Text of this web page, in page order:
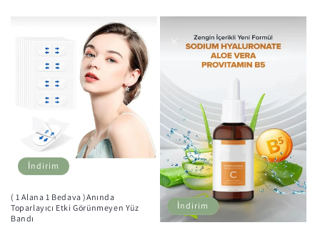
İndirim
( 1 Alana 1 Bedava )Anında
Toparlayıcı Etki Görünmeyen Yüz
Bandı
İndirim